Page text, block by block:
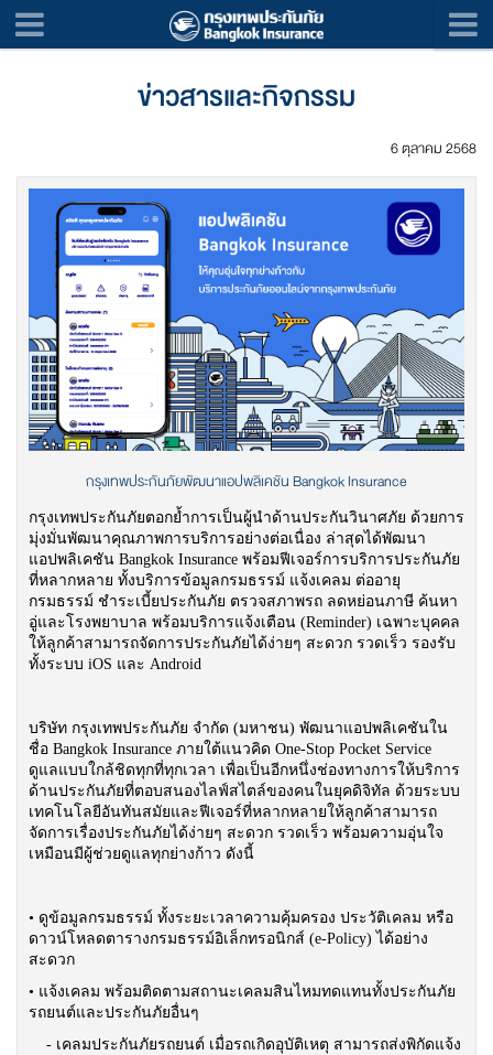
ข่าวสารและกิจกรรม
6 ตุลาคม 2568
กรุงเทพประกันภัยพัฒนาแอปพลิเคชัน Bangkok Insurance
กรุงเทพประกันภัยตอกย้ำการเป็นผู้นำด้านประกันวินาศภัย ด้วยการ
มุ่งมั่นพัฒนาคุณภาพการบริการอย่างต่อเนื่อง ล่าสุดได้พัฒนา
แอปพลิเคชัน Bangkok Insurance พร้อมฟีเจอร์การบริการประกันภัย
ที่หลากหลาย ทั้งบริการข้อมูลกรมธรรม์ แจ้งเคลม ต่ออายุ
กรมธรรม์ ชำระเบี้ยประกันภัย ตรวจสภาพรถ ลดหย่อนภาษี ค้นหา
อู่และโรงพยาบาล พร้อมบริการแจ้งเตือน (Reminder) เฉพาะบุคคล
ให้ลูกค้าสามารถจัดการประกันภัยได้ง่ายๆ สะดวก รวดเร็ว รองรับ
ทั้งระบบ iOS และ Android
บริษัท กรุงเทพประกันภัย จำกัด (มหาชน) พัฒนาแอปพลิเคชันใน
ชื่อ Bangkok Insurance ภายใต้แนวคิด One-Stop Pocket Service
ดูแลแบบใกล้ชิดทุกที่ทุกเวลา เพื่อเป็นอีกหนึ่งช่องทางการให้บริการ
ด้านประกันภัยที่ตอบสนองไลฟ์สไตล์ของคนในยุคดิจิทัล ด้วยระบบ
เทคโนโลยีอันทันสมัยและฟีเจอร์ที่หลากหลายให้ลูกค้าสามารถ
จัดการเรื่องประกันภัยได้ง่ายๆ สะดวก รวดเร็ว พร้อมความอุ่นใจ
เหมือนมีผู้ช่วยดูแลทุกย่างก้าว ดังนี้
• ดูข้อมูลกรมธรรม์ ทั้งระยะเวลาความคุ้มครอง ประวัติเคลม หรือ
ดาวน์โหลดตารางกรมธรรม์อิเล็กทรอนิกส์ (e-Policy) ได้อย่าง
สะดวก
• แจ้งเคลม พร้อมติดตามสถานะเคลมสินไหมทดแทนทั้งประกันภัย
รถยนต์และประกันภัยอื่นๆ
- เคลมประกันภัยรถยนต์ เมื่อรถเกิดอุบัติเหตุ สามารถส่งพิกัดแจ้ง